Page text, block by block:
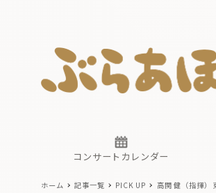
コンサートカレンダー
ホーム 記事一覧 PICK UP 高関 健（指揮）